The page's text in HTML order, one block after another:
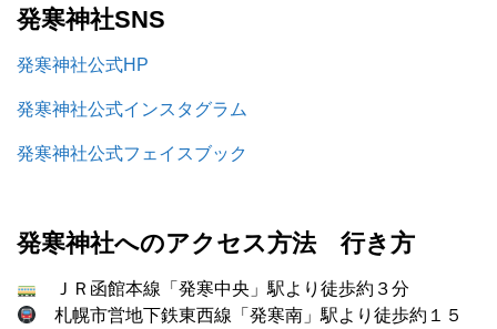
発寒神社SNS
発寒神社公式HP
発寒神社公式インスタグラム
発寒神社公式フェイスブック
発寒神社へのアクセス方法 行き方
ＪＲ函館本線「発寒中央」駅より徒歩約３分
札幌市営地下鉄東西線「発寒南」駅より徒歩約１５